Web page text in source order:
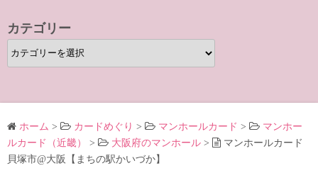
カテゴリー
カ
テ
リ
ー ホーム > カードめぐり > マンホールカード >
マンホー
ルカード（近畿）
> 大阪府のマンホール >
マンホールカード
貝塚市@大阪【まちの駅かいづか】